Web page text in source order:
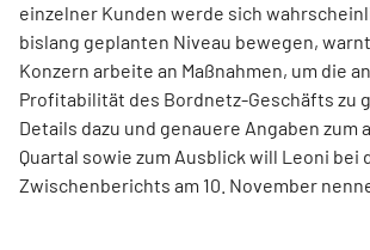
einzelner Kunden werde sich
bislang geplanten Niveau bewegen,
Konzern arbeite an Maßnahmen, um die
Profitabilität des Bordnetz-Geschäfts zu
Details dazu und genauere Angaben zum
Quartal sowie zum Ausblick will Leoni bei
Zwischenberichts am 10. November